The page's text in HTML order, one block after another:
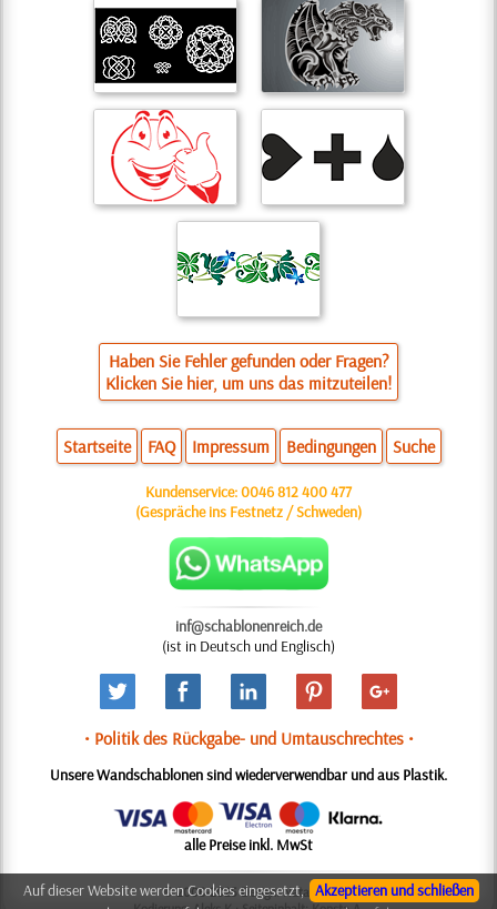
Haben Sie Fehler gefunden oder Fragen?
Klicken Sie hier, um uns das mitzuteilen!
Startseite FAQ Impressum Bedingungen Suche
Kundenservice:0046 812 400 477
(Gespräche ins Festnetz / Schweden)
inf@schablonenreich.de
(ist in Deutsch und Englisch)
• Politik des Rückgabe- und Umtauschrechtes •
Unsere Wandschablonen sind wiederverwendbar und aus Plastik.
alle Preise inkl. MwSt
© 2006-2025 Design: Natali M.Akzeptieren und schließen
Auf dieser Website werden Cookies eingesetzt,